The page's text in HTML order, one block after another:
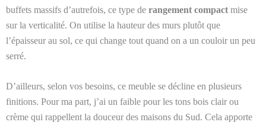
buffets massifs d’autrefois, ce type de rangement compact mise
sur la verticalité. On utilise la hauteur des murs plutôt que
l’épaisseur au sol, ce qui change tout quand on a un couloir un peu
serré.
D’ailleurs, selon vos besoins, ce meuble se décline en plusieurs
finitions. Pour ma part, j’ai un faible pour les tons bois clair ou
crème qui rappellent la douceur des maisons du Sud. Cela apporte